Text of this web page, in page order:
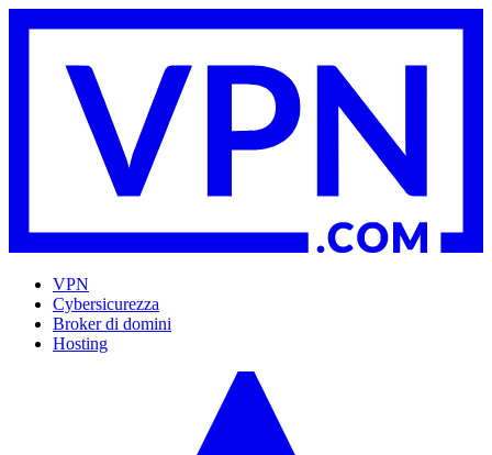
VPN
Cybersicurezza
Broker di domini
Hosting